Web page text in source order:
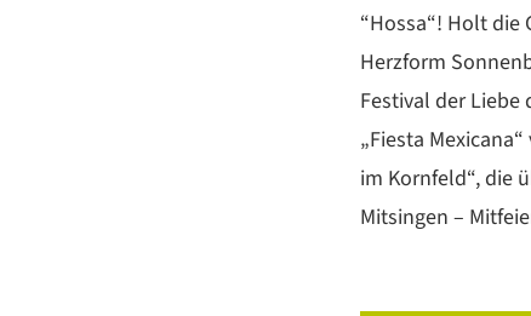
“Hossa“! Holt
Herzform
Festival der Liebe
„Fiesta
im Kornfeld“, die
Mitsingen –